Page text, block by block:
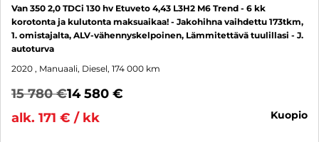
Van 350 2,0 TDCi 130 hv Etuveto 4,43 L3H2 M6 Trend - 6 kk
korotonta ja kulutonta maksuaikaa! - Jakohihna vaihdettu 173tkm,
1. omistajalta, ALV-vähennyskelpoinen, Lämmitettävä tuulillasi - J.
autoturva
2020 , Manuaali, Diesel, 174 000 km
15 780 €14 580 €
alk. 171 € / kk
kuopio